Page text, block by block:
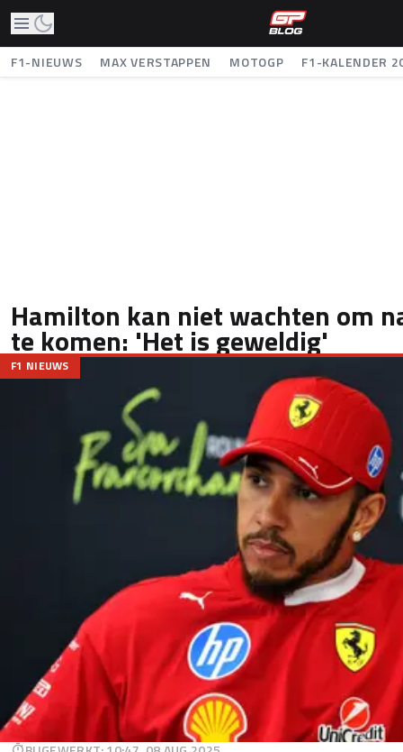
F1-NIEUWS MAX VERSTAPPEN MOTOGP F1-KALENDER
Hamilton kan niet wachten om
te komen: 'Het is geweldig'
F1 NIEUWS